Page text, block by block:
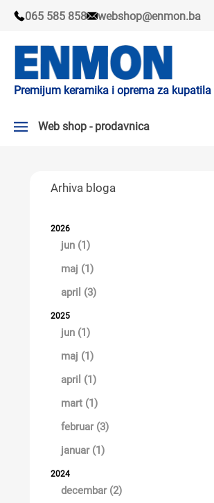
065 585 858 webshop@enmon.ba
Premijum keramika i oprema za kupatila
Web shop - prodavnica
PLOČICE
KADE I TUŠ KABINE
SANITARIJE
BOJLERI
LAJSNE ZA PLOČICE
ODVOD VODE
KUPATILSKA GALANTERIJA
Arhiva bloga
2026
jun (1)
maj (1)
april (3)
2025
jun (1)
maj (1)
april (1)
mart (1)
februar (3)
januar (1)
2024
decembar (2)